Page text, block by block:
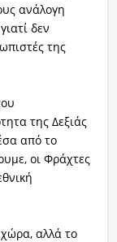
ανάλογη
δεν
της
της Δεξιάς
από το
οι Φράχτες
χώρα, αλλά το